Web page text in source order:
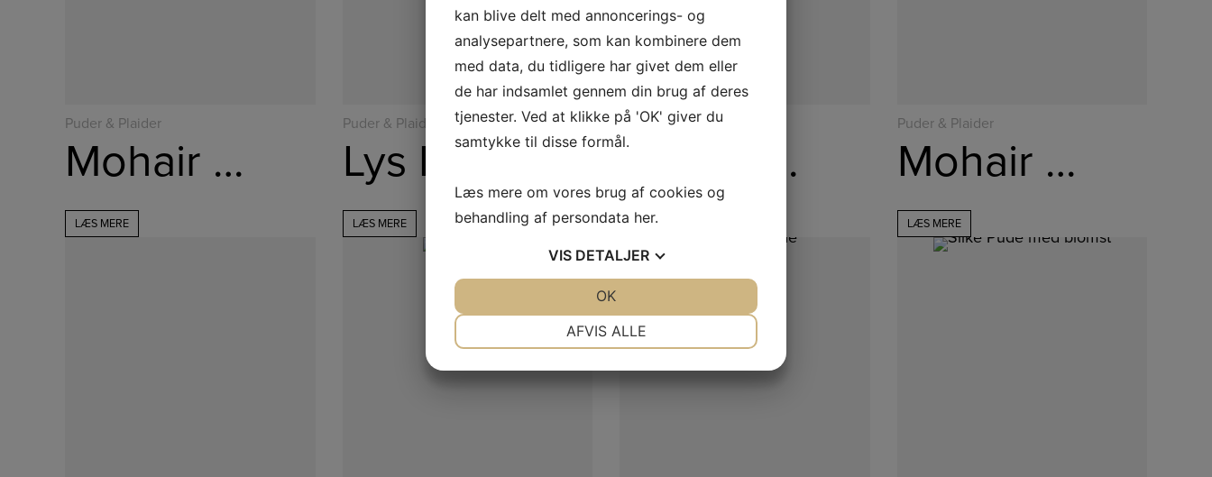
Puder & Plaider
Mohair Plaid – Tobak
LÆS MERE
Puder & Plaider
Lys Pude med Struktur
LÆS MERE
Puder & Plaider
Mohair Plaid – Taupe
LÆS MERE
Puder & Plaider
Mohair Plaid – Avocado
LÆS MERE
kan blive delt med annoncerings- og
analysepartnere, som kan kombinere dem
med data, du tidligere har givet dem eller
de har indsamlet gennem din brug af deres
tjenester. Ved at klikke på 'OK' giver du
samtykke til disse formål.
Læs mere om vores brug af cookies og
behandling af persondata her.
VIS DETALJER
AFVIS ALLE
OK